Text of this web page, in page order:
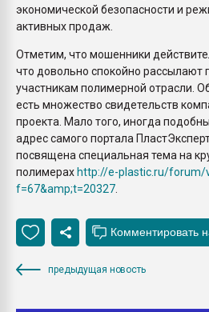
экономической безопасности и
активных продаж.
Отметим, что мошенники
что довольно спокойно рассылают
участникам полимерной отрасли.
есть множество свидетельств
проекта. Мало того, иногда
адрес самого портала
посвящена специальная тема на
полимерахhttp://e-plastic.ru/forum/
f=67&amp;t=20327
предыдущая новость